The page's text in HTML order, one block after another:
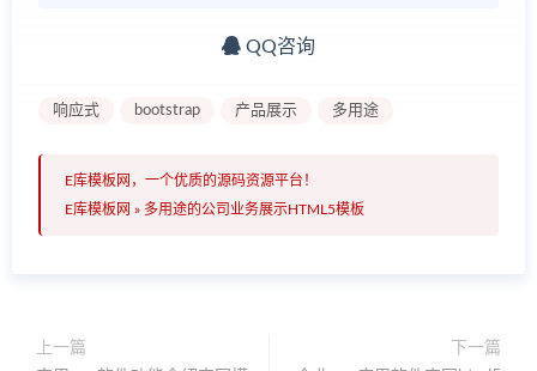
QQ咨询
响应式 bootstrap 产品展示 多用途
E库模板网，一个优质的源码资源平台！
E库模板网 » 多用途的公司业务展示HTML5模板
上一篇
下一篇